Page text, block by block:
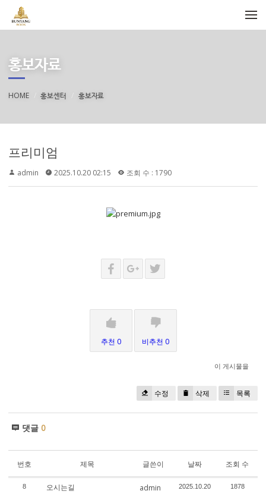
홍보자료
HOME 홍보센터 홍보자료
프리미엄
admin 2025.10.20 02:15 조회 수 : 1790
추천 0 비추천 0
이 게시물을
수정 삭제 목록
댓글 0
번호 제목 글쓴이 날짜 조회 수
8 오시는길 admin 2025.10.20 1878